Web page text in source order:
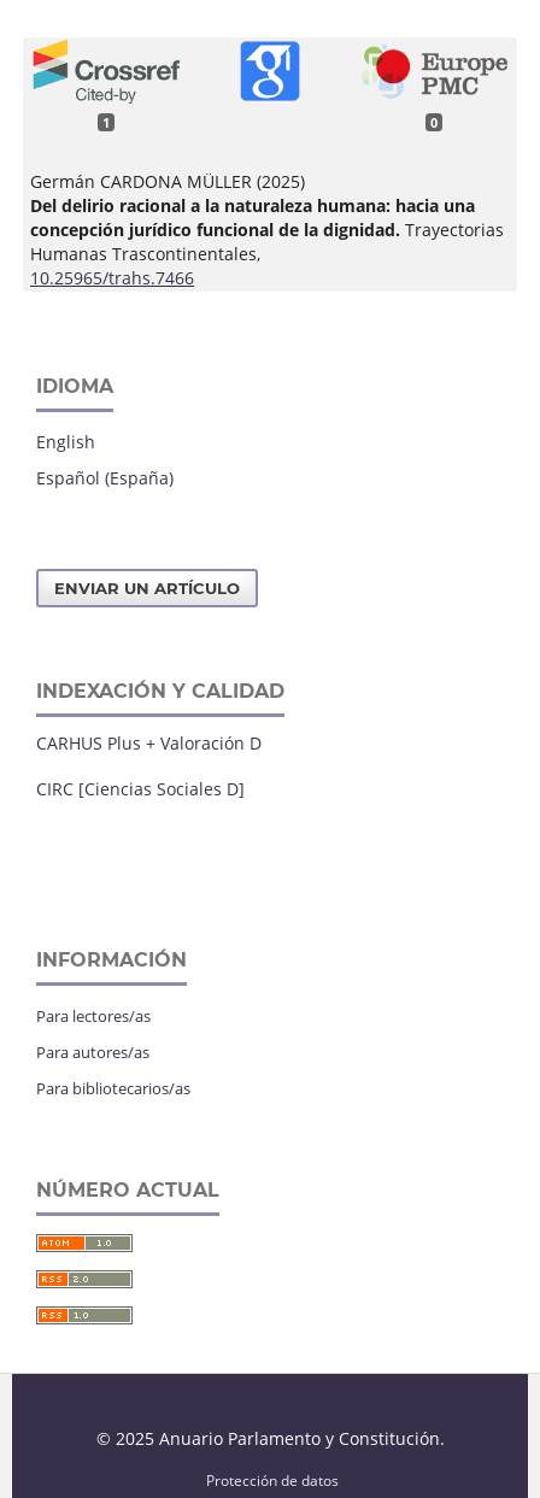
1 0
Germán CARDONA MÜLLER (2025)
Del delirio racional a la naturaleza humana: hacia una
concepción jurídico funcional de la dignidad. Trayectorias
Humanas Trascontinentales,
10.25965/trahs.7466
IDIOMA
English
Español (España)
ENVIAR UN ARTÍCULO
INDEXACIÓN Y CALIDAD
CARHUS Plus + Valoración D
CIRC [Ciencias Sociales D]
INFORMACIÓN
Para lectores/as
Para autores/as
Para bibliotecarios/as
NÚMERO ACTUAL
© 2025 Anuario Parlamento y Constitución.
Protección de datos